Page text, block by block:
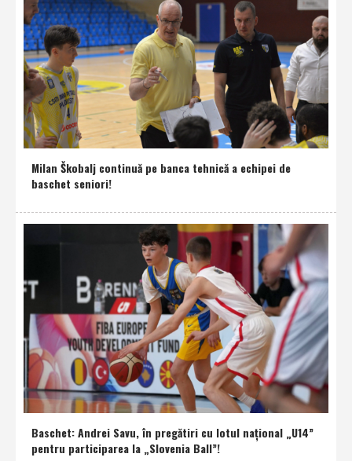
Milan Škobalj continuă pe banca tehnică a echipei de
baschet seniori!
Baschet: Andrei Savu, în pregătiri cu lotul naţional „U14”
pentru participarea la „Slovenia Ball”!